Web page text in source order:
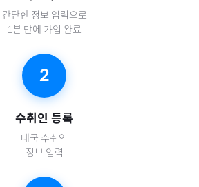
간단한 정보 입력으로
1분 만에 가입 완료
2
수취인 등록
태국 수취인
정보 입력